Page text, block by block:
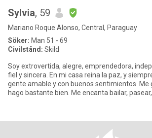
Sylvia, 59
Mariano Roque Alonso, Central, Paraguay
Söker: Man 51 - 69
Civilstånd: Skild
Soy extrovertida, alegre, emprendedora,
fiel y sincera. En mi casa reina la paz, y siempre es bienvenida la
gente amable y con buenos sentimientos. Me gusta cocinar y lo
hago bastante bien. Me encanta bailar,